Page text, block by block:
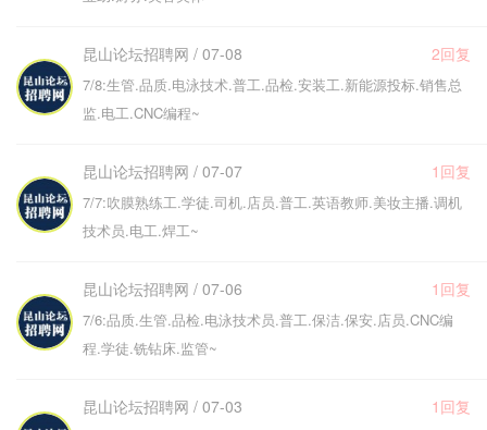
昆山论坛招聘网 / 07-08 2回复
7/8:生管.品质.电泳技术.普工.品检.安装工.新能源投标.销售总
监.电工.CNC编程~
昆山论坛招聘网 / 07-07 1回复
7/7:吹膜熟练工.学徒.司机.店员.普工.英语教师.美妆主播.调机
技术员.电工.焊工~
昆山论坛招聘网 / 07-06 1回复
7/6:品质.生管.品检.电泳技术员.普工.保洁.保安.店员.CNC编
程.学徒.铣钻床.监管~
昆山论坛招聘网 / 07-03 1回复